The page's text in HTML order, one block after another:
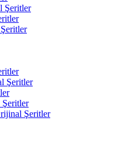
Şeritler
Şeritler
Şeritler